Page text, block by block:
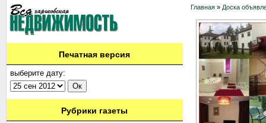
Печатная версия
выберите дату:
Рубрики газеты
Главная » Доска